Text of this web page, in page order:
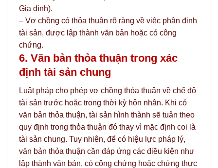
Gia đình).
– Vợ chồng có thỏa thuận rõ ràng về việc phân định
tài sản, được lập thành văn bản hoặc có công
chứng.
6. Văn bản thỏa thuận trong xác
định tài sản chung
Luật pháp cho phép vợ chồng thỏa thuận về chế độ
tài sản trước hoặc trong thời kỳ hôn nhân. Khi có
văn bản thỏa thuận, tài sản hình thành sẽ tuân theo
quy định trong thỏa thuận đó thay vì mặc định coi là
tài sản chung. Tuy nhiên, để có hiệu lực pháp lý,
văn bản thỏa thuận cần đáp ứng các điều kiện như
lập thành văn bản, có công chứng hoặc chứng thực